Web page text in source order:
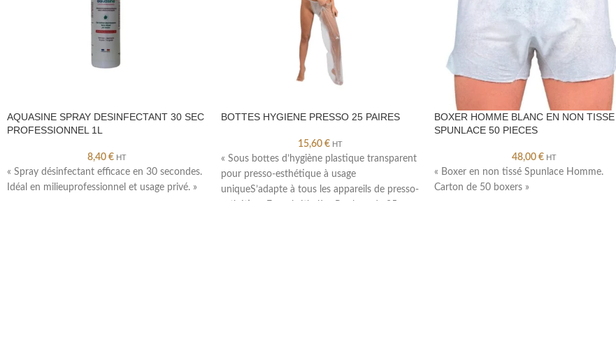
AQUASINE SPRAY DESINFECTANT 30 SEC
PROFESSIONNEL 1L
8,40 € HT
« Spray désinfectant efficace en 30 secondes.
Idéal en milieuprofessionnel et usage privé. »
BOTTES HYGIENE PRESSO 25 PAIRES
15,60€ HT
« Sous bottes d’hygiène plastique transparent
pour presso-esthétique à usage
uniqueS’adapte à tous les appareils de presso-
BOXER HOMME BLANC EN NON TISSE
SPUNLACE 50 PIECES
48,00 € HT
« Boxer en non tissé Spunlace Homme.
Carton de 50 boxers »